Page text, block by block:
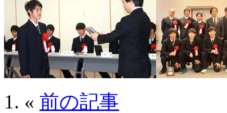
« 前の記事